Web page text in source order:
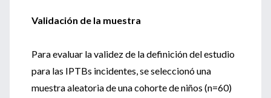
Validación de la muestra
Para evaluar la validez de la definición del estudio
para las IPTBs incidentes, se seleccionó una
muestra aleatoria de una cohorte de niños (n=60)